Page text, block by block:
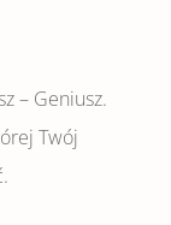
– Geniusz.
Twój